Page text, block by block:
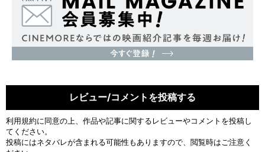
レビュー/コメントを投稿する
利用規約に同意の上、作品や記事に関するレビューやコメントを投稿し
てください。
投稿にはネタバレが含まれる可能性もありますので、閲覧時はご注意く